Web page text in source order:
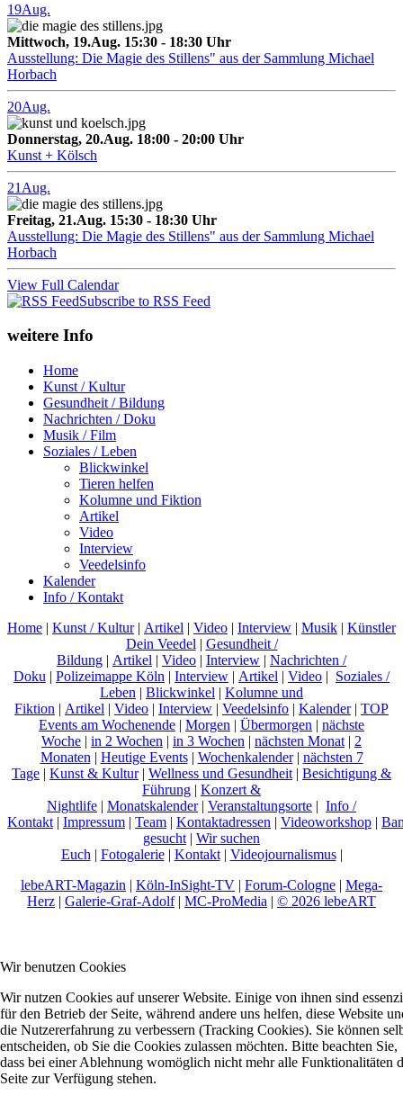
19Aug.
Mittwoch, 19.Aug. 15:30 - 18:30 Uhr
Ausstellung: Die Magie des Stillens" aus der Sammlung Michael
Horbach
20Aug.
Donnerstag, 20.Aug. 18:00 - 20:00 Uhr
Kunst + Kölsch
21 Aug.
Freitag, 21.Aug. 15:30 - 18:30 Uhr
Ausstellung: Die Magie des Stillens" aus der Sammlung Michael
Horbach
View Full Calendar
Subscribe to RSS Feed
weitere Info
Home
Kunst / Kultur
Gesundheit / Bildung
Nachrichten / Doku
Musik / Film
Soziales / Leben
Blickwinkel
Tieren helfen
Kolumne und Fiktion
Artikel
Video
Interview
Veedelsinfo
Kalender
Info / Kontakt
Home | Kunst / Kultur| Artikel | Video | Interview | Musik | Künstler
Dein Veedel | Gesundheit /
Bildung | Artikel | Video | Interview | Nachrichten /
Doku | Polizeimappe Köln | Interview | Artikel | Video | Soziales /
Leben | Blickwinkel | Kolumne und
Fiktion | Artikel | Video | Interview | Veedelsinfo | Kalender| TOP
Events am Wochenende | Morgen | Übermorgen | nächste
Woche | in 2 Wochen | in 3 Wochen | nächsten Monat | 2
Monaten | Heutige Events| Wochenkalender| nächsten 7
Tage | Kunst & Kultur| Wellness und Gesundheit | Besichtigung &
Führung | Konzert &
Nightlife | Monatskalender| Veranstaltungsorte | Info /
Kontakt | Impressum | Team | Kontaktadressen | Videoworkshop |
gesucht | Wir suchen
Euch | Fotogalerie| Kontakt| Videojournalismus|
lebeART-Magazin | Köln-InSight-TV | Forum-Cologne | Mega-
Herz | Galerie-Graf-Adolf| MC-ProMedia | © 2026 lebeART
Wir benutzen Cookies
Wir nutzen Cookies auf unserer Website. Einige von ihnen sind
für den Betrieb der Seite, während andere uns helfen, diese Website
die Nutzererfahrung zu verbessern (Tracking Cookies). Sie können
entscheiden, ob Sie die Cookies zulassen möchten. Bitte beachten Sie,
dass bei einer Ablehnung womöglich nicht mehr alle Funktionalitäten
Seite zur Verfügung stehen.